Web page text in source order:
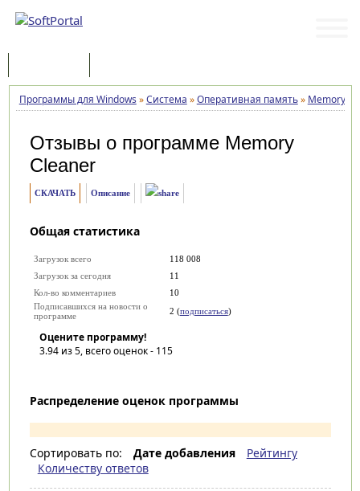
Программы для Windows »Система »Оперативная память» Memory
Отзывы о программе Memory
Cleaner
СКАЧАТЬ Описание
Общая статистика
Загрузок всего
118 008
Загрузок за сегодня
11
Кол-во комментариев
10
Подписавшихся на новости о
программе
2 (подписаться)
Оцените программу!
3.94из 5, всего оценок - 115
Распределение оценок программы
Сортировать по: Дате добавления
Рейтингу
Количеству ответов